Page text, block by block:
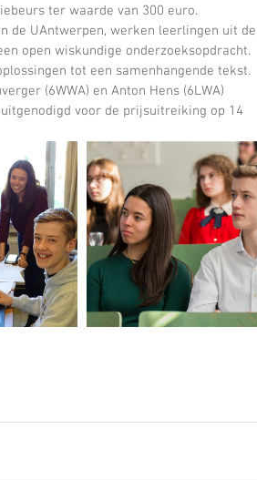
ter waarde van 300 euro.
de UAntwerpen, werken leerlingen uit de
open wiskundige onderzoeksopdracht.
tot een samenhangende tekst.
(6WWA) en Anton Hens (6LWA)
voor de prijsuitreiking op 14